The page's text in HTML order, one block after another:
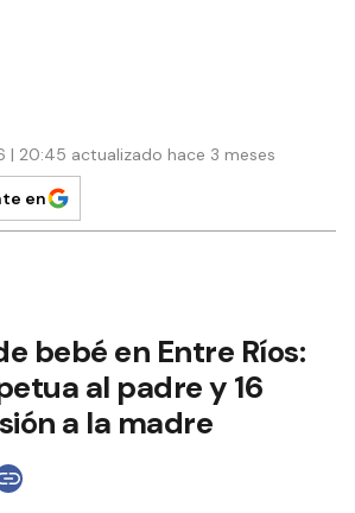
| 20:45 actualizado hace 3 meses
en
bebé en Entre Ríos:
al padre y 16
a la madre